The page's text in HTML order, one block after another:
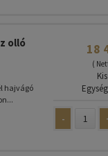
olló
hajvágó
18
(
-